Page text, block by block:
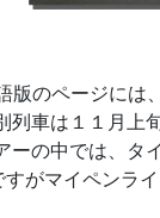
のページに
車は１１月
の中では、
がマイペン